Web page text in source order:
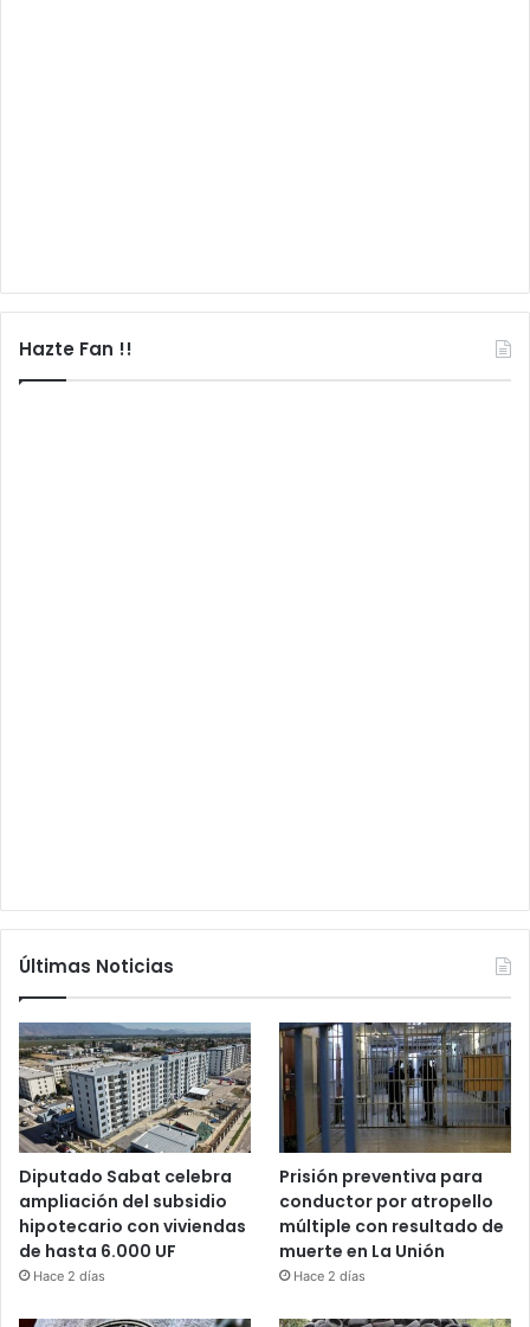
Hazte Fan !!
Últimas Noticias
Diputado Sabat celebra
ampliación del subsidio
hipotecario con viviendas
de hasta 6.000 UF
Hace 2 días
Prisión preventiva para
conductor por atropello
múltiple con resultado de
muerte en La Unión
Hace 2 días